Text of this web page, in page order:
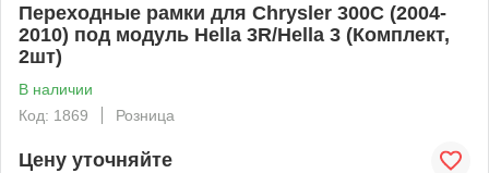
Переходные рамки для Chrysler 300C (2004-
2010) под модуль Hella 3R/Hella 3 (Комплект,
2шт)
В наличии
Код: 1869
Розница
Цену уточняйте